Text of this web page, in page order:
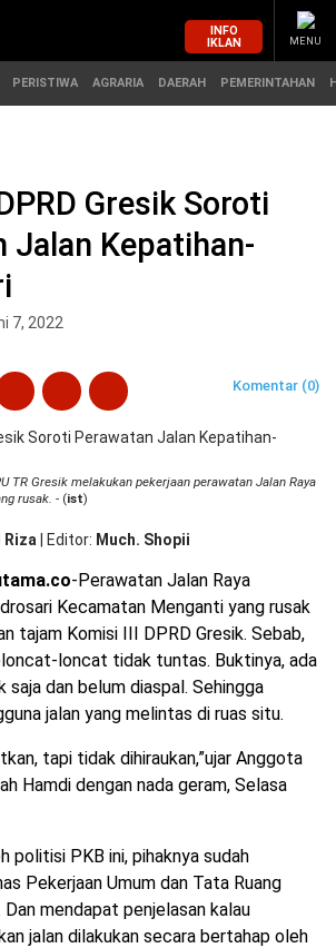
INFO
IKLAN
MENU
PERISTIWA AGRARIA DAERAH PEMERINTAHAN
Gresik Soroti
Jalan Kepatihan-
7, 2022
Komentar (0)
TR Gresik melakukan pekerjaan perawatan Jalan Raya
rusak. - (ist)
Editor Much. Shopii
-Perawatan Jalan Raya
Kecamatan Menganti yang rusak
tajam Komisi III DPRD Gresik. Sebab,
loncat tidak tuntas. Buktinya, ada
saja dan belum diaspal. Sehingga
jalan yang melintas di ruas situ.
tapi tidak dihiraukan,”ujar Anggota
Hamdi dengan nada geram, Selasa
politisi PKB ini, pihaknya sudah
Pekerjaan Umum dan Tata Ruang
Dan mendapat penjelasan kalau
jalan dilakukan secara bertahap oleh